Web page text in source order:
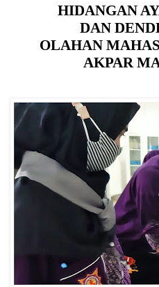
HIDANGAN
DAN
OLAHAN
AKPAR